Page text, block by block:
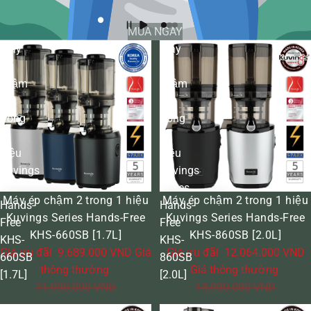
MUA NGAY
Máy
chậm
trong
hiệu
Kuvings
Hands-
Free
KHS-
660SB
[1.7L]
GIẢM GIÁ
Máy ép chậm 2 trong 1 hiệu
Kuvings Series Hands-Free
KHS-660SB [1.7L]
Giá ưu đãi 9.689.000 VND Giá
thông thường
11.990.000 VND
Máy
chậm
trong
hiệu
Kuvings
Series
Hands-
Free
KHS-
860SB
[2.0L]
GIẢM GIÁ
Máy ép chậm 2 trong 1 hiệu
Kuvings Series Hands-Free
KHS-860SB [2.0L]
Giá ưu đãi 12.064.000 VND
Giá thông thường
14.990.000 VND